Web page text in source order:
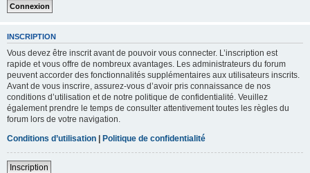
INSCRIPTION
Vous devez être inscrit avant de pouvoir vous connecter. L’inscription est
rapide et vous offre de nombreux avantages. Les administrateurs du forum
peuvent accorder des fonctionnalités supplémentaires aux utilisateurs inscrits.
Avant de vous inscrire, assurez-vous d’avoir pris connaissance de nos
conditions d’utilisation et de notre politique de confidentialité. Veuillez
également prendre le temps de consulter attentivement toutes les règles du
forum lors de votre navigation.
Conditions d’utilisation | Politique de confidentialité
Inscription